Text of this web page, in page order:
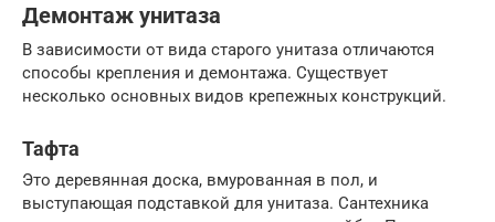
Демонтаж унитаза
В зависимости от вида старого унитаза отличаются
способы крепления и демонтажа. Существует
несколько основных видов крепежных конструкций.
Тафта
Это деревянная доска, вмурованная в пол, и
выступающая подставкой для унитаза. Сантехника